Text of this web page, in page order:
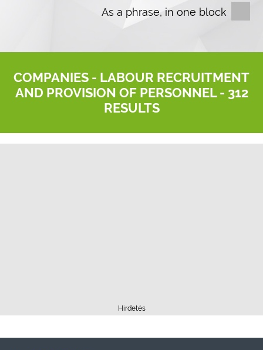
As a phrase, in one block
COMPANIES - LABOUR RECRUITMENT
AND PROVISION OF PERSONNEL- 312
RESULTS
Hirdetés